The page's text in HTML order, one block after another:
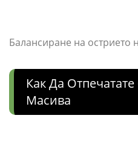
Балансиране на острието
Как Да
Масива